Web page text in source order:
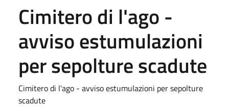
Cimitero di l'ago -
avviso estumulazioni
per sepolture scadute
Cimitero di l'ago - avviso estumulazioni per sepolture
scadute